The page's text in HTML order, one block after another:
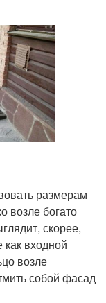
размерам
возле богато
скорее,
входной
возле
собой фасад